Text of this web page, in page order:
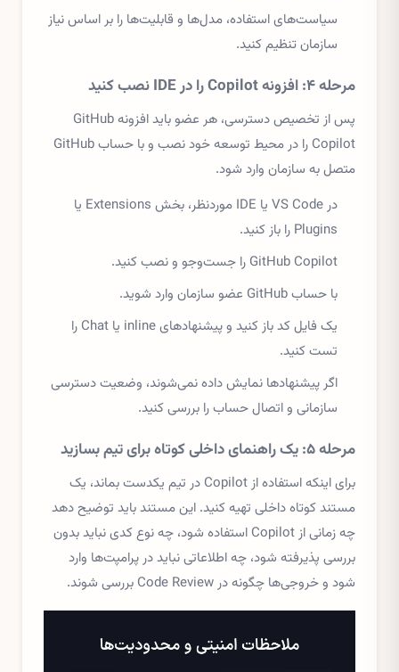
سیاست‌های استفاده، مدل‌ها و قابلیت‌ها را بر اساس نیاز
سازمان تنظیم کنید.
مرحله ۴: افزونه Copilot را در IDE نصب کنید
پس از تخصیص دسترسی، هر عضو باید افزونه GitHub
Copilot را در محیط توسعه خود نصب و با حساب GitHub
متصل به سازمان وارد شود.
در VS Code یا IDE موردنظر، بخش Extensions یا
Plugins را باز کنید.
GitHub Copilot را جست‌وجو و نصب کنید.
با حساب GitHub عضو سازمان وارد شوید.
یک فایل کد باز کنید و پیشنهادهای inline یا Chat را
تست کنید.
اگر پیشنهادها نمایش داده نمی‌شوند، وضعیت دسترسی
سازمانی و اتصال حساب را بررسی کنید.
مرحله ۵: یک راهنمای داخلی کوتاه برای تیم بسازید
برای اینکه استفاده از Copilot در تیم یکدست بماند، یک
مستند کوتاه داخلی تهیه کنید. این مستند باید توضیح دهد
چه زمانی از Copilot استفاده شود، چه نوع کدی نباید بدون
بررسی پذیرفته شود، چه اطلاعاتی نباید در پرامپت‌ها وارد
شود و خروجی‌ها چگونه در Code Review بررسی شوند.